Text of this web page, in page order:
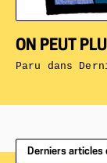
ON PEUT
Paru dans
Derniers articles